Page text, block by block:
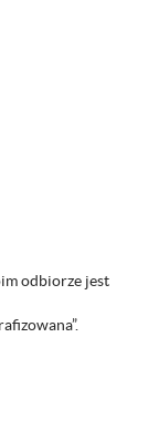
odbiorze jest